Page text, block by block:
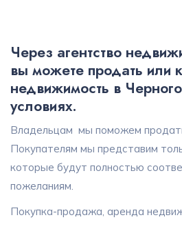
Через агентство
вы можете продать или
недвижимость в
условиях.
Владельцам мы поможем
Покупателям мы представим
которые будут полностью
пожеланиям.
Покупка-продажа, аренда